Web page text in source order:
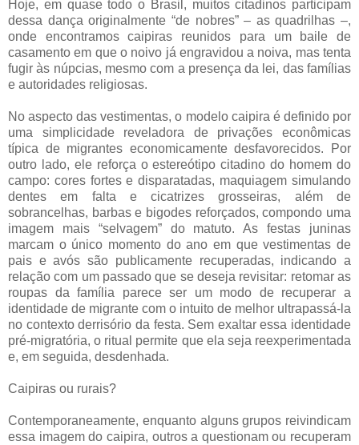
Hoje, em quase todo o Brasil, muitos citadinos participam
dessa dança originalmente “de nobres” – as quadrilhas –,
onde encontramos caipiras reunidos para um baile de
casamento em que o noivo já engravidou a noiva, mas tenta
fugir às núpcias, mesmo com a presença da lei, das famílias
e autoridades religiosas.
No aspecto das vestimentas, o modelo caipira é definido por
uma simplicidade reveladora de privações econômicas
típica de migrantes economicamente desfavorecidos. Por
outro lado, ele reforça o estereótipo citadino do homem do
campo: cores fortes e disparatadas, maquiagem simulando
dentes em falta e cicatrizes grosseiras, além de
sobrancelhas, barbas e bigodes reforçados, compondo uma
imagem mais “selvagem” do matuto. As festas juninas
marcam o único momento do ano em que vestimentas de
pais e avós são publicamente recuperadas, indicando a
relação com um passado que se deseja revisitar: retomar as
roupas da família parece ser um modo de recuperar a
identidade de migrante com o intuito de melhor ultrapassá-la
no contexto derrisório da festa. Sem exaltar essa identidade
pré-migratória, o ritual permite que ela seja reexperimentada
e, em seguida, desdenhada.
Caipiras ou rurais?
Contemporaneamente, enquanto alguns grupos reivindicam
essa imagem do caipira, outros a questionam ou recuperam